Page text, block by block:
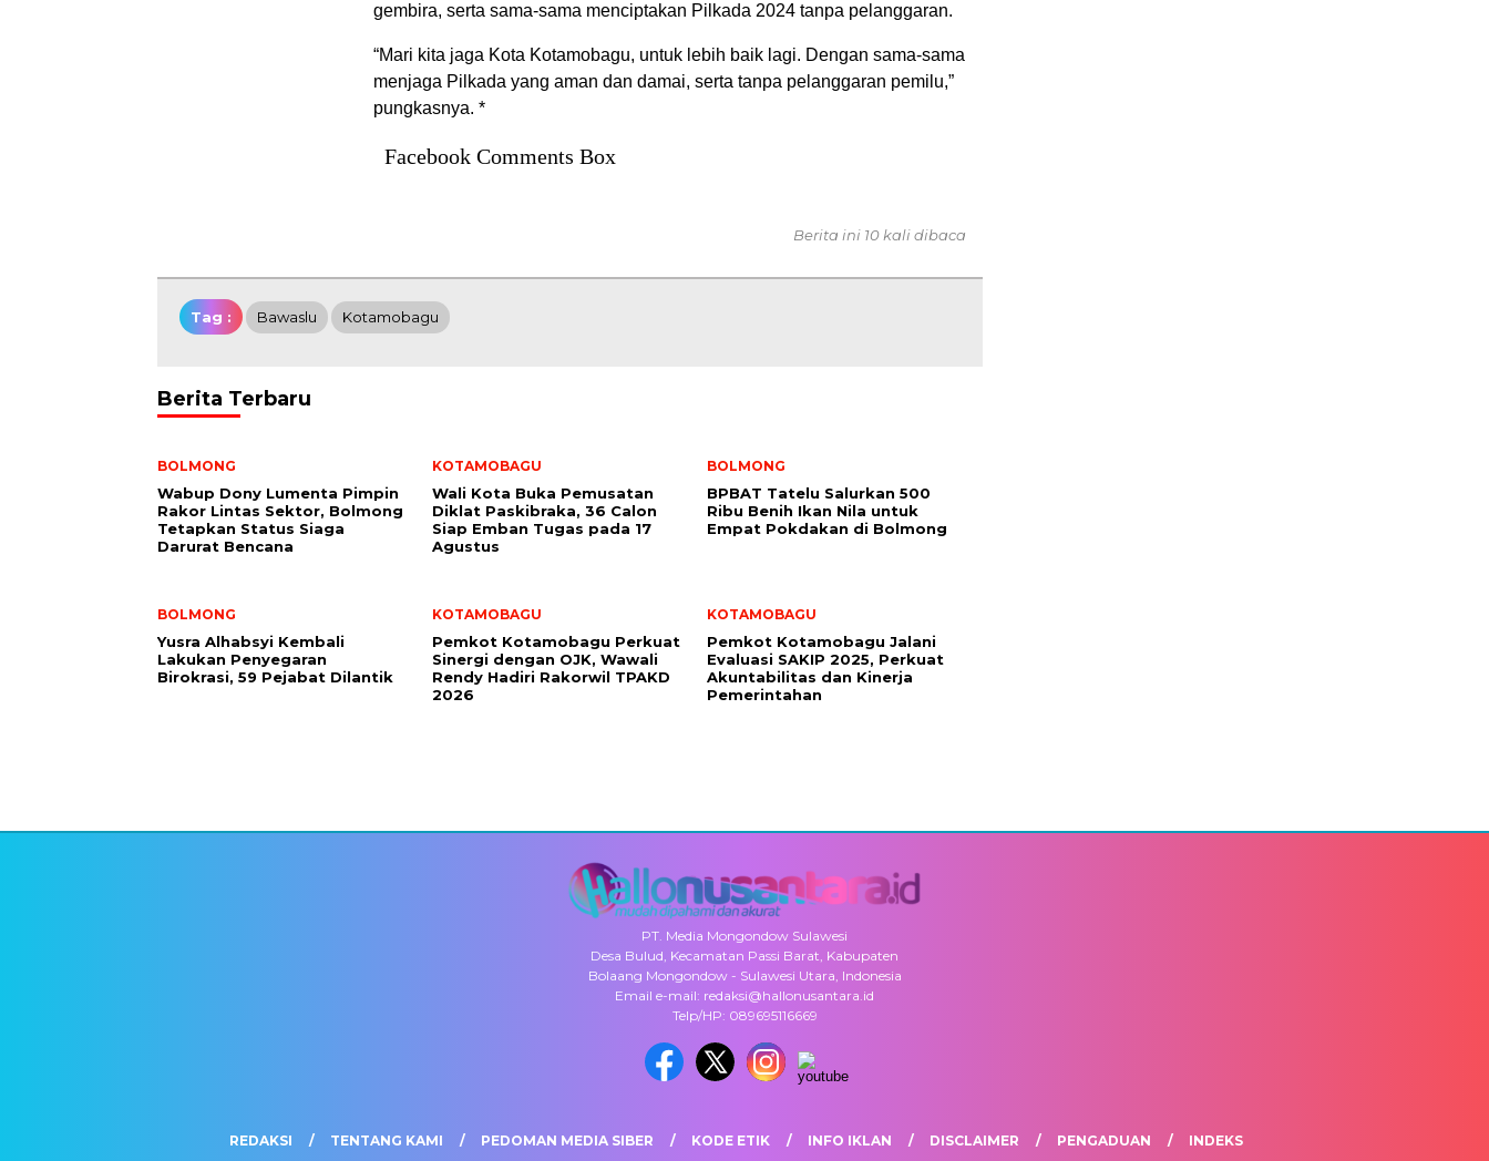
gembira, serta sama-sama menciptakan Pilkada 2024 tanpa pelanggaran.
“Mari kita jaga Kota Kotamobagu, untuk lebih baik lagi. Dengan sama-sama
menjaga Pilkada yang aman dan damai, serta tanpa pelanggaran pemilu,”
pungkasnya. *
Facebook Comments Box
Berita ini 10 kali dibaca
Tag : Bawaslu Kotamobagu
Berita Terbaru
BOLMONG
Wabup Dony Lumenta Pimpin
Rakor Lintas Sektor, Bolmong
Tetapkan Status Siaga
Darurat Bencana
KOTAMOBAGU
Wali Kota Buka Pemusatan
Diklat Paskibraka, 36 Calon
Siap Emban Tugas pada 17
Agustus
BOLMONG
BPBAT Tatelu Salurkan 500
Ribu Benih Ikan Nila untuk
Empat Pokdakan di Bolmong
BOLMONG
Yusra Alhabsyi Kembali
Lakukan Penyegaran
Birokrasi, 59 Pejabat Dilantik
KOTAMOBAGU
Pemkot Kotamobagu Perkuat
Sinergi dengan OJK, Wawali
Rendy Hadiri Rakorwil TPAKD
2026
KOTAMOBAGU
Pemkot Kotamobagu Jalani
Evaluasi SAKIP 2025, Perkuat
Akuntabilitas dan Kinerja
Pemerintahan
PT. Media Mongondow Sulawesi
Desa Bulud, Kecamatan Passi Barat, Kabupaten
Bolaang Mongondow - Sulawesi Utara, Indonesia
Email e-mail: redaksi@hallonusantara.id
Telp/HP: 089695116669
REDAKSI TENTANG KAMI PEDOMAN MEDIA SIBER KODE ETIK INFO IKLAN DISCLAIMER PENGADUAN INDEKS